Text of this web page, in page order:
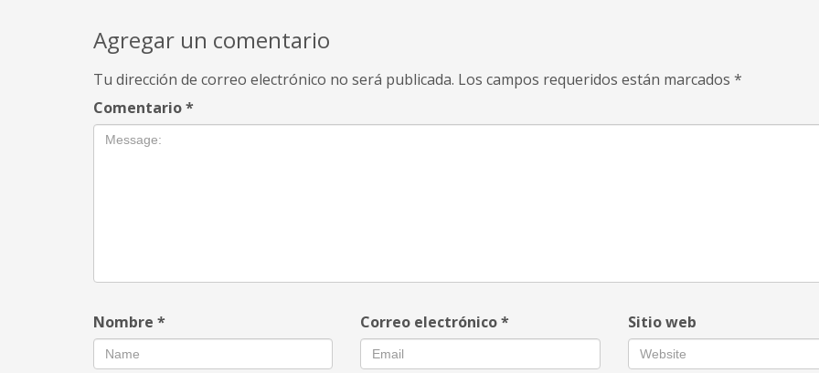
Agregar un comentario
Tu dirección de correo electrónico no será publicada. Los campos requeridos están marcados *
Comentario*
Nombre * Correo electrónico* Sitio web